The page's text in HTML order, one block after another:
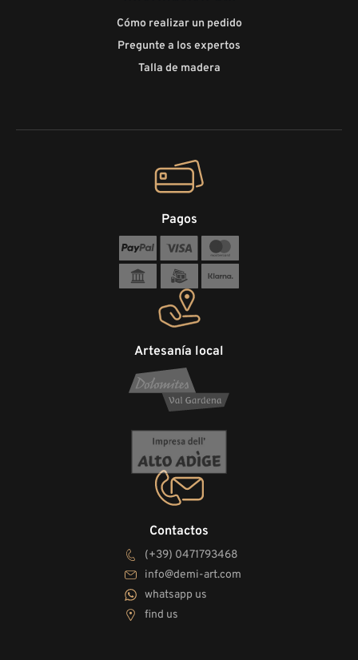
Cómo realizar un pedido
Pregunte a los expertos
Talla de madera
Contactos
(+39) 0471793468
info@demi-art.com
whatsapp us
find us
Artesanía local
Pagos